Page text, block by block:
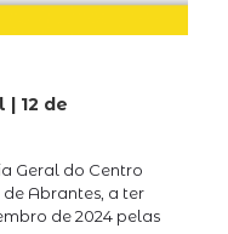
12 de
Geral do Centro
Abrantes, a ter
de 2024 pelas